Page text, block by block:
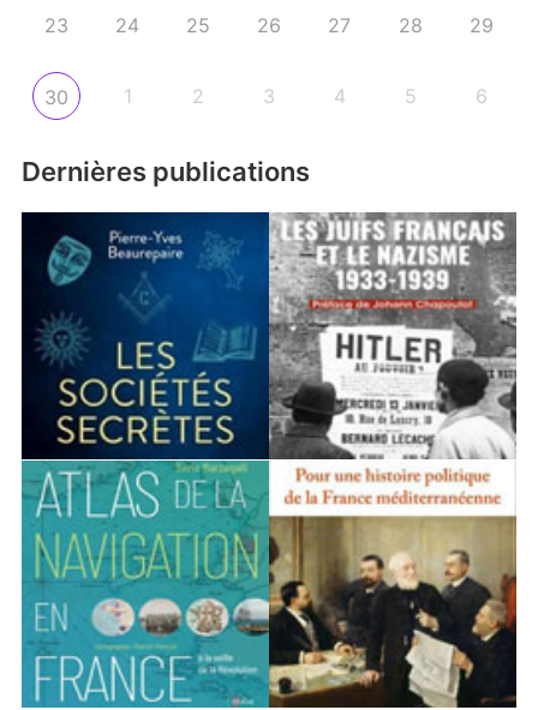
23 24 25 26 27 28 29
30 1 2 3 4 5 6
Dernières publications